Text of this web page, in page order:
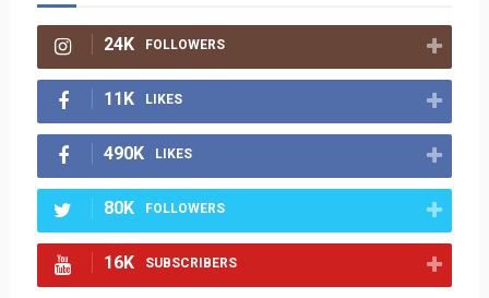
24K FOLLOWERS
11K LIKES
490K LIKES
80K FOLLOWERS
16K SUBSCRIBERS